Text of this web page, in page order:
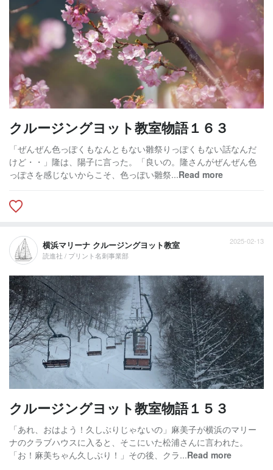
クルージングヨット教室物語１６３
「ぜんぜん色っぽくもなんともない雛祭りっぽくもない話なんだ
けど・・」隆は、陽子に言った。「良いの。隆さんがぜんぜん色
っぽさを感じないからこそ、色っぽい雛祭...Read more
横浜マリーナ クルージングヨット教室
読進社 / プリント名刺事業部
2025-02-13
クルージングヨット教室物語１５３
「あれ、おはよう！久しぶりじゃないの」麻美子が横浜のマリー
ナのクラブハウスに入ると、そこにいた松浦さんに言われた。
「お！麻美ちゃん久しぶり！」その後、クラ...Read more